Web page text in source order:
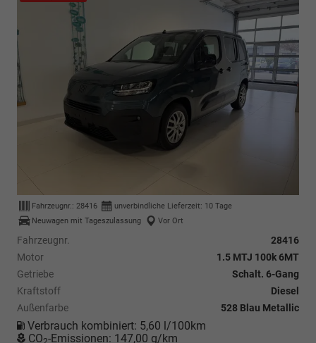
Fahrzeugnr.: 28416 unverbindliche Lieferzeit: 10 Tage
Neuwagen mit Tageszulassung
Vor Ort
Fahrzeugnr.
28416
Motor
1.5 MTJ 100k 6MT
Getriebe
Schalt. 6-Gang
Kraftstoff
Diesel
Außenfarbe
528 Blau Metallic
Verbrauch kombiniert: 5,60 l/100km
CO -Emissionen: 147,00 g/km